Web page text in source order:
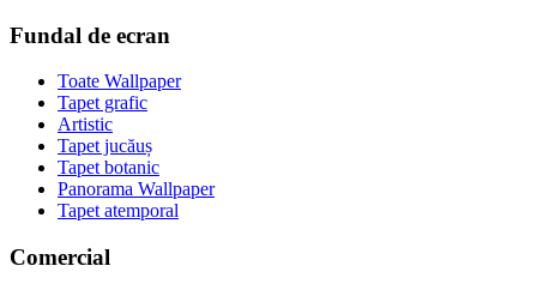
Fundal de ecran
Toate Wallpaper
Tapet grafic
Artistic
Tapet jucăuș
Tapet botanic
Panorama Wallpaper
Tapet atemporal
Comercial